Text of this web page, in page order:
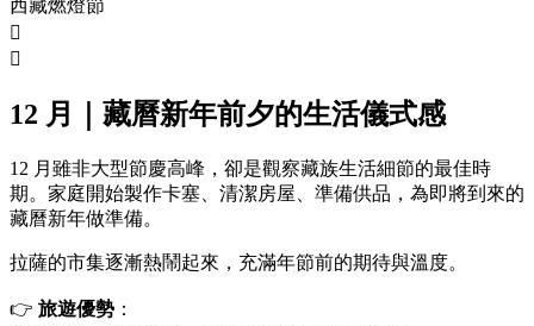
西藏燃燈節


12 月｜藏曆新年前夕的生活儀式感
12 月雖非大型節慶高峰，卻是觀察藏族生活細節的最佳時
期。家庭開始製作卡塞、清潔房屋、準備供品，為即將到來的
藏曆新年做準備。
拉薩的市集逐漸熱鬧起來，充滿年節前的期待與溫度。
👉 旅遊優勢 ：